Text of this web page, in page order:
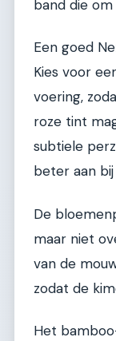
band die
Een goed
Kies voor
voering,
roze tint
subtiele
beter aan bij
De
maar niet
van de
zodat de
Het